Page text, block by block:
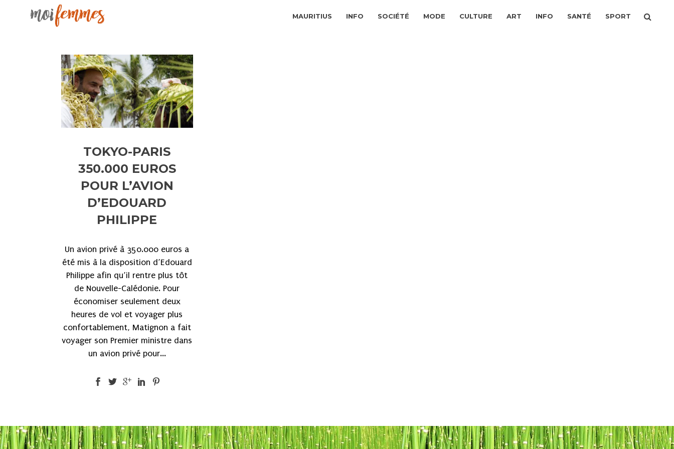
MAURITIUS INFO SOCIÉTÉ MODE CULTURE ART INFO SANTÉ SPORT
TOKYO-PARIS
350.000 EUROS
POUR L’AVION
D’EDOUARD
PHILIPPE
Un avion privé à 350.000 euros a
été mis à la disposition d’Edouard
Philippe afin qu’il rentre plus tôt
de Nouvelle-Calédonie. Pour
économiser seulement deux
heures de vol et voyager plus
confortablement, Matignon a fait
voyager son Premier ministre dans
un avion privé pour...